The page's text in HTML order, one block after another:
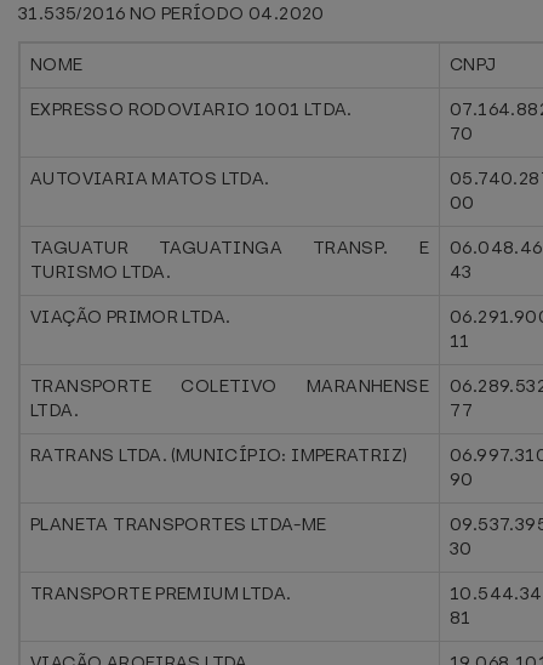
31.535/2016 NO PERÍODO 04.2020
NOME
CNPJ
EXPRESSO RODOVIARIO 1001 LTDA.
70
AUTOVIARIA MATOS LTDA.
00
TAGUATUR TAGUATINGA TRANSP. E
TURISMO LTDA.
43
VIAÇÃO PRIMOR LTDA.
11
TRANSPORTE COLETIVO MARANHENSE
LTDA.
77
RATRANS LTDA. (MUNICÍPIO: IMPERATRIZ)
90
PLANETA TRANSPORTES LTDA-ME
30
TRANSPORTE PREMIUM LTDA.
81